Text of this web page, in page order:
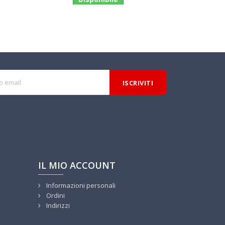
IL MIO ACCOUNT
Informazioni personali
Ordini
Indirizzi